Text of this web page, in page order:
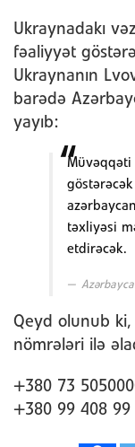
Ukraynadakı
fəaliyyət
Ukraynanın
barədə
yayıb:
göstərəcək
təxliyəsi
etdirəcək.
Qeyd olunub ki,
nömrələri ilə
+380 73
+380 99 408 99